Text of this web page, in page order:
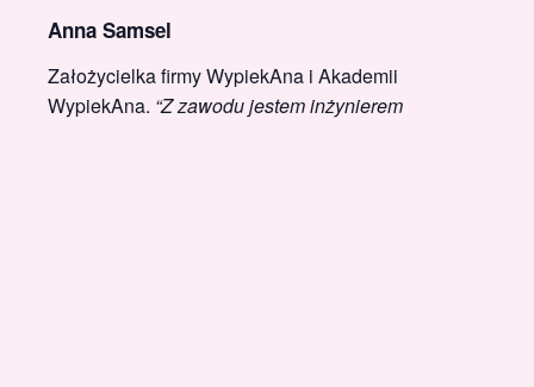
Anna Samsel
Założycielka firmy WypiekAna i Akademii
WypiekAna. “Z zawodu jestem inżynierem